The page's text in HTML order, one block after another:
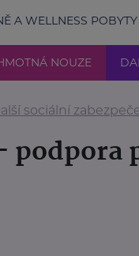
A WELLNESS POBYTY
NOUZE
sociální
podpora